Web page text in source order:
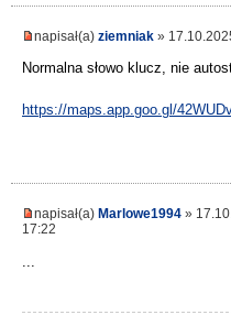
napisał(a) ziemniak »
Normalna słowo klucz, nie
https://maps.app.goo.gl/
napisał(a) Marlowe1994 »
17:22